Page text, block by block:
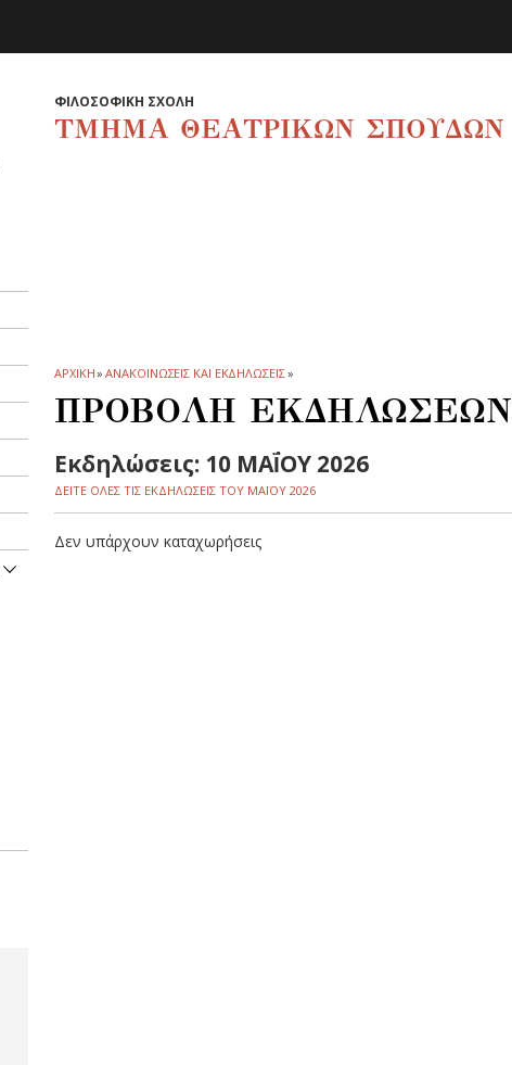
ΦΙΛΟΣΟΦΙΚΗ ΣΧΟΛΗ
ΤΜΗΜΑ ΘΕΑΤΡΙΚΩΝ ΣΠΟΥΔΩΝ
ΑΡΧΙΚΗ» ΑΝΑΚΟΙΝΩΣΕΙΣ ΚΑΙ ΕΚΔΗΛΩΣΕΙΣ»
ΠΡΟΒΟΛΗ ΕΚΔΗΛΩΣΕΩΝ
Εκδηλώσεις: 10 ΜΑΪ́ΟΥ 2026
ΔΕΙΤΕ ΟΛΕΣ ΤΙΣ ΕΚΔΗΛΩΣΕΙΣ ΤΟΥ ΜΑΪ́ΟΥ 2026
Δεν υπάρχουν καταχωρήσεις